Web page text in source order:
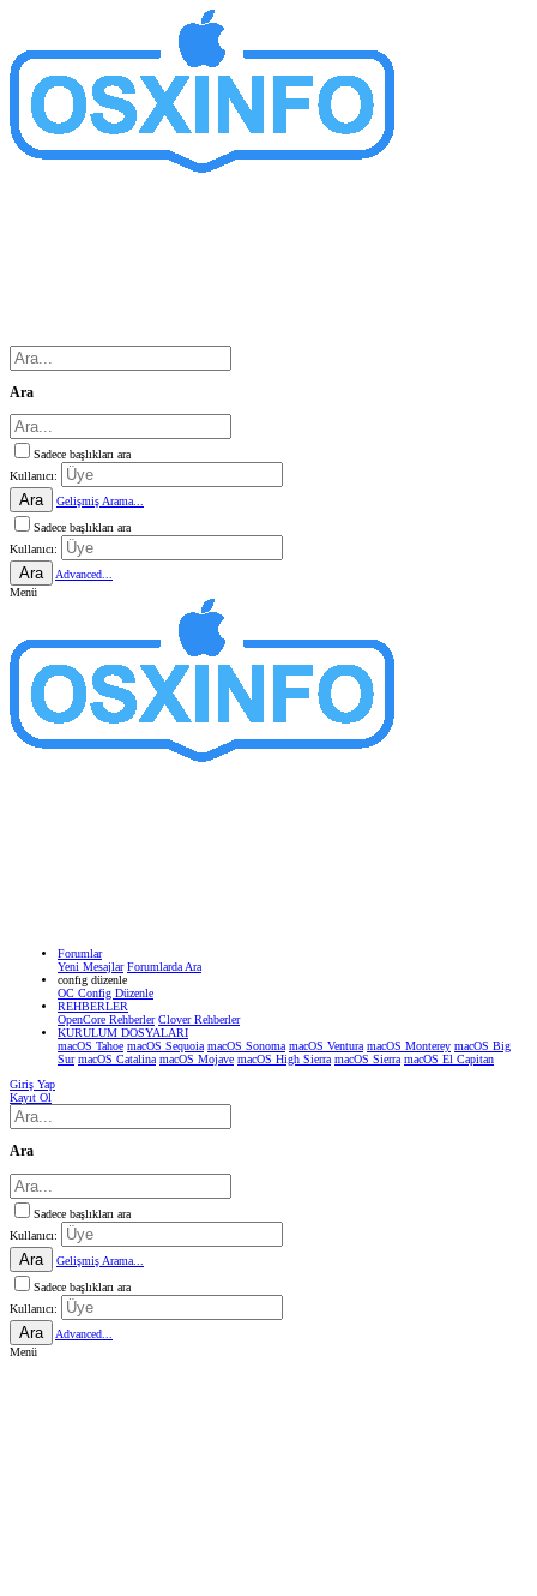
Ara
Sadece başlıkları ara
Kullanıcı:
Ara
Gelişmiş Arama...
Sadece başlıkları ara
Kullanıcı:
Ara
Advanced...
Menü
Forumlar
Yeni Mesajlar Forumlarda Ara
confıg düzenle
OC Config Düzenle
REHBERLER
OpenCore Rehberler Clover Rehberler
KURULUM DOSYALARI
macOS Tahoe macOS Sequoia macOS Sonoma macOS Ventura macOS Monterey macOS Big
Sur macOS Catalina macOS Mojave macOS High Sierra macOS Sierra macOS El Capitan
Giriş Yap
Kayıt Ol
Ara
Sadece başlıkları ara
Kullanıcı:
Ara
Gelişmiş Arama...
Sadece başlıkları ara
Kullanıcı:
Ara
Advanced...
Menü